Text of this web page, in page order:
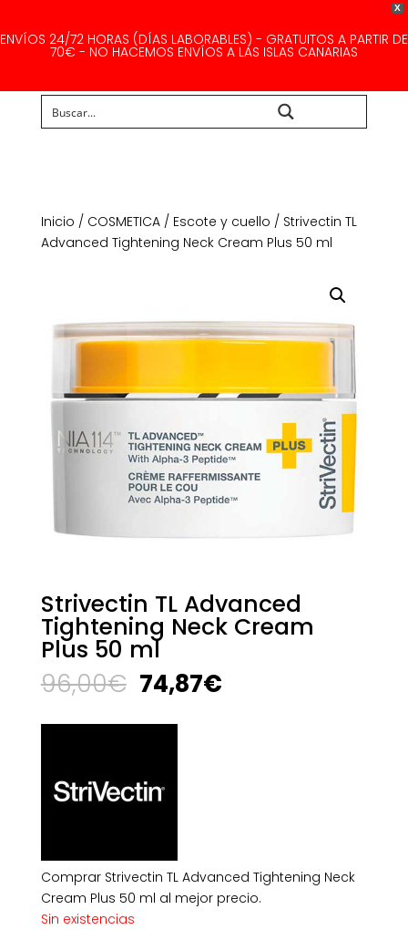
X
ENVÍOS 24/72 HORAS (DÍAS LABORABLES) - GRATUITOS A PARTIR DE
70€ - NO HACEMOS ENVÍOS A LAS ISLAS CANARIAS
Inicio / COSMETICA/ Escote y cuello / Strivectin TL
Advanced Tightening Neck Cream Plus 50 ml
Strivectin TL Advanced
Tightening Neck Cream
Plus 50 ml
96,00€ El
precio
original
74,87€El
Comprar Strivectin TL Advanced Tightening Neck
Cream Plus 50 ml al mejor precio.
Sin existencias